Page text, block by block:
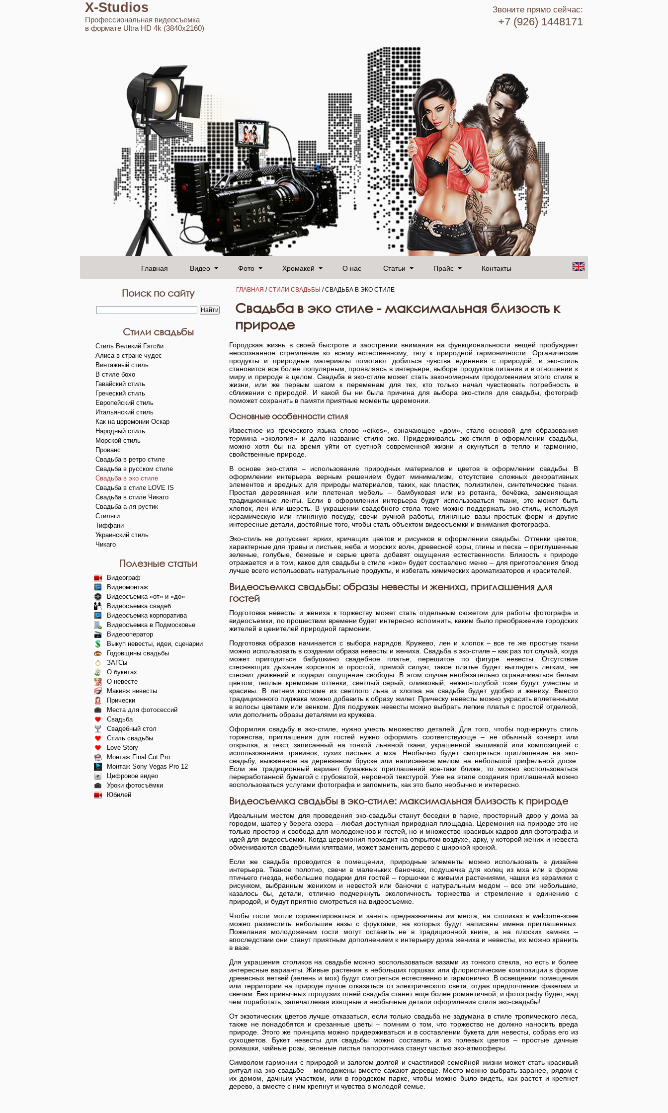
Звоните прямо сейчас:
X-Studios
+7 (926) 1448171
Профессиональная видеосъемка
в формате Ultra HD 4k (3840x2160)
Главная Видео Фото Хромакей О нас Статьи Прайс Контакты
ГЛАВНАЯ /СТИЛИ СВАДЬБЫ / СВАДЬБА В ЭКО СТИЛЕ
Свадьба в эко стиле - максимальная близость к
природе
Городская жизнь в своей быстроте и заострении внимания на функциональности вещей пробуждает
неосознанное стремление ко всему естественному, тягу к природной гармоничности. Органические
продукты и природные материалы помогают добиться чувства единения с природой, и эко-стиль
становится все более популярным, проявляясь в интерьере, выборе продуктов питания и в отношении к
миру и природе в целом. Свадьба в эко-стиле может стать закономерным продолжением этого стиля в
жизни, или же первым шагом к переменам для тех, кто только начал чувствовать потребность в
сближении с природой. И какой бы ни была причина для выбора эко-стиля для свадьбы, фотограф
поможет сохранить в памяти приятные моменты церемонии.
Основные особенности стиля
Известное из греческого языка слово «eikos», означающее «дом», стало основой для образования
термина «экология» и дало название стилю эко. Придерживаясь эко-стиля в оформлении свадьбы,
можно хотя бы на время уйти от суетной современной жизни и окунуться в тепло и гармонию,
свойственные природе.
В основе эко-стиля – использование природных материалов и цветов в оформлении свадьбы. В
оформлении интерьера верным решением будет минимализм, отсутствие сложных декоративных
элементов и вредных для природы материалов, таких, как пластик, полиэтилен, синтетические ткани.
Простая деревянная или плетеная мебель – бамбуковая или из ротанга, бечёвка, заменяющая
традиционные ленты. Если в оформлении интерьера будут использоваться ткани, это может быть
хлопок, лен или шерсть. В украшении свадебного стола тоже можно поддержать эко-стиль, используя
керамическую или глиняную посуду, свечи ручной работы, глиняные вазы простых форм и другие
интересные детали, достойные того, чтобы стать объектом видеосъемки и внимания фотографа.
Эко-стиль не допускает ярких, кричащих цветов и рисунков в оформлении свадьбы. Оттенки цветов,
характерные для травы и листьев, неба и морских волн, древесной коры, глины и песка – приглушенные
зеленые, голубые, бежевые и серые цвета добавят ощущения естественности. Близость к природе
отражается и в том, какое для свадьбы в стиле «эко» будет составлено меню – для приготовления блюд
лучше всего использовать натуральные продукты, и избегать химических ароматизаторов и красителей.
Видеосъемка свадьбы: образы невесты и жениха, приглашения для
гостей
Подготовка невесты и жениха к торжеству может стать отдельным сюжетом для работы фотографа и
видеосъемки, по прошествии времени будет интересно вспомнить, каким было преображение городских
жителей в ценителей природной гармонии.
Подготовка образов начинается с выбора нарядов. Кружево, лен и хлопок – все те же простые ткани
можно использовать в создании образа невесты и жениха. Свадьба в эко-стиле – как раз тот случай, когда
может пригодиться бабушкино свадебное платье, перешитое по фигуре невесты. Отсутствие
стесняющих дыхание корсетов и простой, прямой силуэт, такое платье будет выглядеть легким, не
стеснит движений и подарит ощущение свободы. В этом случае необязательно ограничиваться белым
цветом, теплые кремовые оттенки, светлый серый, оливковый, нежно-голубой тоже будут уместны и
красивы. В летнем костюме из светлого льна и хлопка на свадьбе будет удобно и жениху. Вместо
традиционного пиджака можно добавить к образу жилет. Прическу невесты можно украсить вплетенными
в волосы цветами или венком. Для подружек невесты можно выбрать легкие платья с простой отделкой,
или дополнить образы деталями из кружева.
Оформляя свадьбу в эко-стиле, нужно учесть множество деталей. Для того, чтобы подчеркнуть стиль
торжества, приглашения для гостей нужно оформить соответствующе – не обычный конверт или
открытка, а текст, записанный на тонкой льняной ткани, украшенной вышивкой или композицией с
использованием травинок, сухих листьев и мха. Необычно будет смотреться приглашение на эко-
свадьбу, выжженное на деревянном бруске или написанное мелом на небольшой грифельной доске.
Если же традиционный вариант бумажных приглашений все-таки ближе, то можно воспользоваться
переработанной бумагой с грубоватой, неровной текстурой. Уже на этапе создания приглашений можно
воспользоваться услугами фотографа и запомнить, как это было необычно и интересно.
Видеосъемка свадьбы в эко-стиле: максимальная близость к природе
Идеальным местом для проведения эко-свадьбы станут беседки в парке, просторный двор у дома за
городом, шатер у берега озера – любая доступная природная площадка. Церемония на природе это не
только простор и свобода для молодоженов и гостей, но и множество красивых кадров для фотографа и
идей для видеосъемки. Когда церемония проходит на открытом воздухе, арку, у которой жених и невеста
обмениваются свадебными клятвами, может заменить дерево с широкой кроной.
Если же свадьба проводится в помещении, природные элементы можно использовать в дизайне
интерьера. Тканое полотно, свечи в маленьких баночках, подушечка для колец из мха или в форме
птичьего гнезда, небольшие подарки для гостей – горшочки с живыми растениями, чашки из керамики с
рисунком, выбранным женихом и невестой или баночки с натуральным медом – все эти небольшие,
казалось бы, детали, отлично подчеркнуть экологичность торжества и стремление к единению с
природой, и будут приятно смотреться на видеосъемке.
Чтобы гости могли сориентироваться и занять предназначены им места, на столиках в welcome-зоне
можно разместить небольшие вазы с фруктами, на которых будут написаны имена приглашенных.
Пожелания молодоженам гости могут оставить не в традиционной книге, а на плоских камнях –
впоследствии они станут приятным дополнением к интерьеру дома жениха и невесты, их можно хранить
в вазе.
Для украшения столиков на свадьбе можно воспользоваться вазами из тонкого стекла, но есть и более
интересные варианты. Живые растения в небольших горшках или флористические композиции в форме
древесных ветвей (зелень и мох) будут смотреться естественно и гармонично. В освещении помещения
или территории на природе лучше отказаться от электрического света, отдав предпочтение факелам и
свечам. Без привычных городских огней свадьба станет еще более романтичной, и фотографу будет, над
чем поработать, запечатлевая изящные и необычные детали оформления стиля эко-свадьбы!
От экзотических цветов лучше отказаться, если только свадьба не задумана в стиле тропического леса,
также не понадобятся и срезанные цветы – помним о том, что торжество не должно наносить вреда
природе. Этого же принципа можно придерживаться и в составлении букета для невесты, собрав его из
сухоцветов. Букет невесты для свадьбы можно составить и из полевых цветов – простые дачные
ромашки, чайные розы, зеленые листья папоротника станут частью эко-атмосферы.
Символом гармонии с природой и залогом долгой и счастливой семейной жизни может стать красивый
ритуал на эко-свадьбе – молодожены вместе сажают деревце. Место можно выбрать заранее, рядом с
их домом, дачным участком, или в городском парке, чтобы можно было видеть, как растет и крепнет
дерево, а вместе с ним крепнут и чувства в молодой семье.
Поиск по сайту
Стили свадьбы
Стиль Великий Гэтсби
Алиса в стране чудес
Винтажный стиль
В стиле бохо
Гавайский стиль
Греческий стиль
Европейский стиль
Итальянский стиль
Как на церемонии Оскар
Народный стиль
Морской стиль
Прованс
Свадьба в ретро стиле
Свадьба в русском стиле
Свадьба в эко стиле
Свадьба в стиле LOVE IS
Свадьба в стиле Чикаго
Свадьба а-ля рустик
Стиляги
Тиффани
Украинский стиль
Чикаго
Полезные статьи
Видеограф
Видеомонтаж
Видеосъемка «от» и «до»
Видеосъемка свадеб
Видеосъемка корпоратива
Видеосъемка в Подмосковье
Видеооператор
Выкуп невесты, идеи, сценарии
Годовщины свадьбы
ЗАГСы
О букетах
О невесте
Макияж невесты
Прически
Места для фотосессий
Свадьба
Свадебный стол
Стиль свадьбы
Love Story
Монтаж Final Cut Pro
Монтаж Sony Vegas Pro 12
Цифровое видео
Уроки фотосъёмки
Юбилей